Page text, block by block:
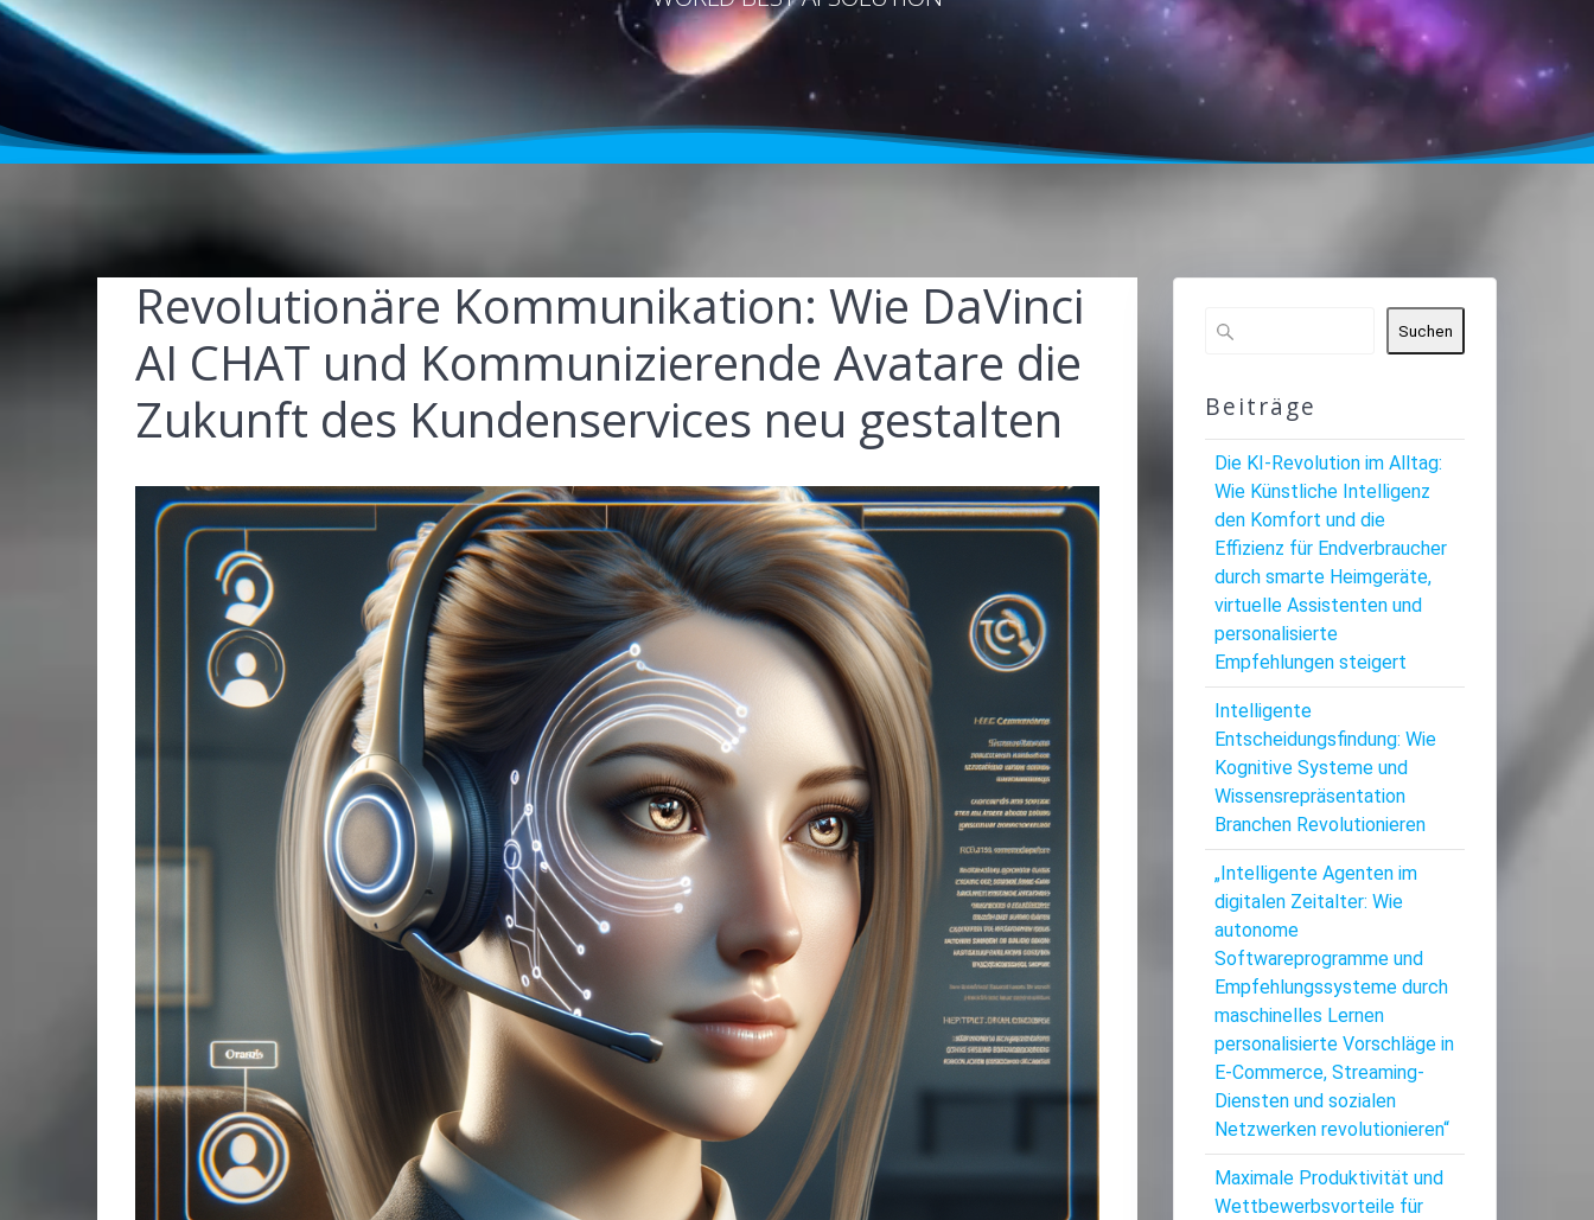
Revolutionäre Kommunikation: Wie DaVinci
AI CHAT und Kommunizierende Avatare die
Zukunft des Kundenservices neu gestalten
Suchen
Beiträge
Die KI-Revolution im Alltag:
Wie Künstliche Intelligenz
den Komfort und die
Effizienz für Endverbraucher
durch smarte Heimgeräte,
virtuelle Assistenten und
personalisierte
Empfehlungen steigert
Intelligente
Entscheidungsfindung: Wie
Kognitive Systeme und
Wissensrepräsentation
Branchen Revolutionieren
„Intelligente Agenten im
digitalen Zeitalter: Wie
autonome
Softwareprogramme und
Empfehlungssysteme durch
maschinelles Lernen
personalisierte Vorschläge in
E-Commerce, Streaming-
Diensten und sozialen
Netzwerken revolutionieren“
Maximale Produktivität und
Wettbewerbsvorteile für